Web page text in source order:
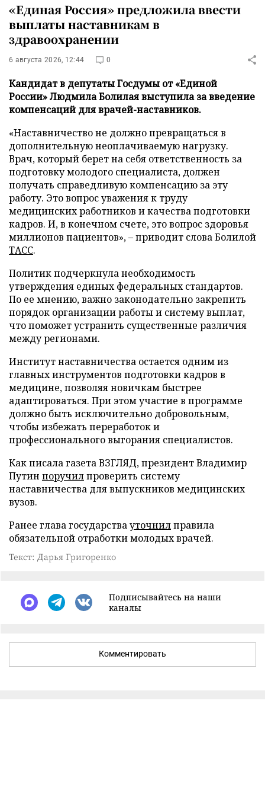
«Единая Россия» предложила ввести
выплаты наставникам в
здравоохранении
6 августа 2026, 12:44 0
Кандидат в депутаты Госдумы от «Единой
России» Людмила Болилая выступила за введение
компенсаций для врачей-наставников.
«Наставничество не должно превращаться в
дополнительную неоплачиваемую нагрузку.
Врач, который берет на себя ответственность за
подготовку молодого специалиста, должен
получать справедливую компенсацию за эту
работу. Это вопрос уважения к труду
медицинских работников и качества подготовки
кадров. И, в конечном счете, это вопрос здоровья
миллионов пациентов», – приводит слова Болилой
ТАСС.
Политик подчеркнула необходимость
утверждения единых федеральных стандартов.
По ее мнению, важно законодательно закрепить
порядок организации работы и систему выплат,
что поможет устранить существенные различия
между регионами.
Институт наставничества остается одним из
главных инструментов подготовки кадров в
медицине, позволяя новичкам быстрее
адаптироваться. При этом участие в программе
должно быть исключительно добровольным,
чтобы избежать переработок и
профессионального выгорания специалистов.
Как писала газета ВЗГЛЯД, президент Владимир
Путин поручилпроверить систему
наставничества для выпускников медицинских
вузов.
Ранее глава государствауточнилправила
обязательной отработки молодых врачей.
Текст: Дарья Григоренко
Подписывайтесь на наши
каналы
Комментировать